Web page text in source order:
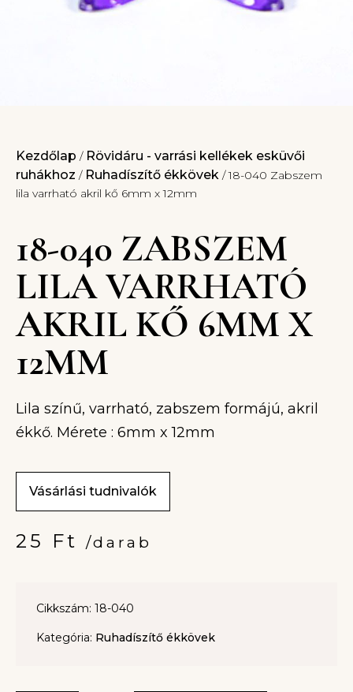
Kezdőlap / Rövidáru - varrási kellékek esküvői
ruhákhoz / Ruhadíszítő ékkövek / 18-040 Zabszem
lila varrható akril kő 6mm x 12mm
18-040 ZABSZEM
LILA VARRHATÓ
AKRIL KŐ 6MM X
12MM
Lila színű, varrható, zabszem formájú, akril
ékkő. Mérete : 6mm x 12mm
Vásárlási tudnivalók
25 Ft /darab
Cikkszám: 18-040
Kategória: Ruhadíszítő ékkövek